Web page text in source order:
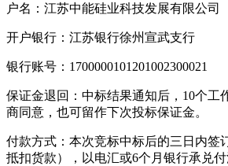
户名：江苏中能硅业科技发展有限公司
开户银行：江苏银行徐州宣武支行
银行账号：1700000101201002300021
保证金退回：中标结果通知后，10个工
商同意，也可留作下次投标保证金。
付款方式：本次竞标中标后的三日内签
抵扣货款），以电汇或6个月银行承兑